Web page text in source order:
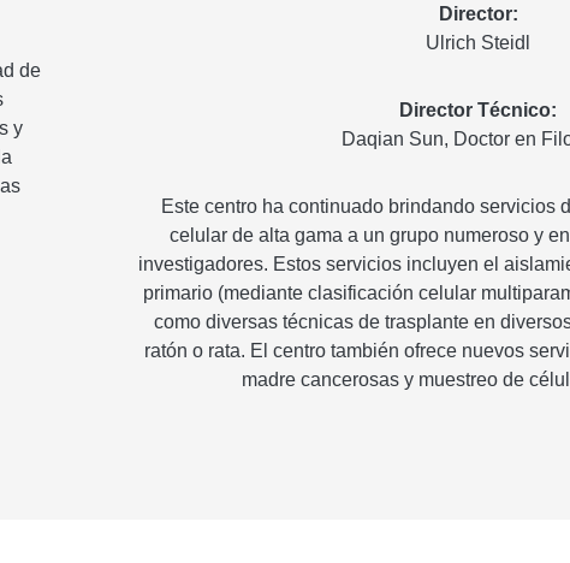
de
y
Director:
Ulrich Steidl
Director Técnico:
Daqian Sun, Doctor en
Este centro ha continuado brindando servicios
celular de alta gama a un grupo numeroso y
investigadores. Estos servicios incluyen el
primario (mediante clasificación celular
como diversas técnicas de trasplante en
ratón o rata. El centro también ofrece nuevos
madre cancerosas y muestreo de